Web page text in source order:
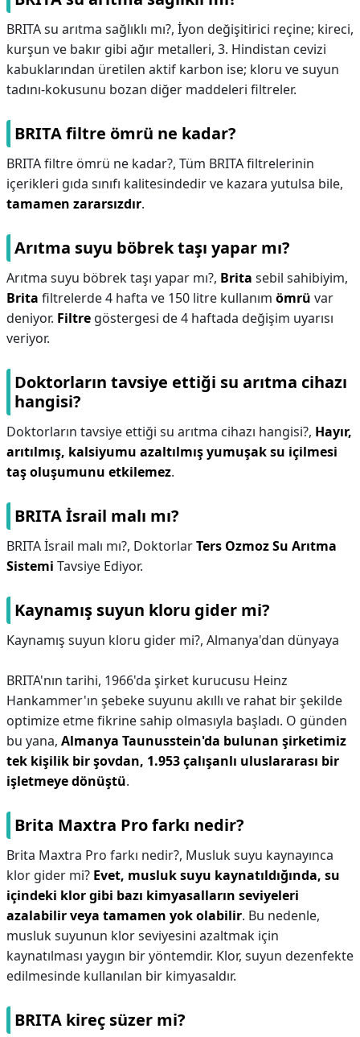
BRITA su arıtma sağlıklı mı?, İyon değişitirici reçine; kireci,
kurşun ve bakır gibi ağır metalleri, 3. Hindistan cevizi
kabuklarından üretilen aktif karbon ise; kloru ve suyun
tadını-kokusunu bozan diğer maddeleri filtreler.
BRITA filtre ömrü ne kadar?
BRITA filtre ömrü ne kadar?, Tüm BRITA filtrelerinin
içerikleri gıda sınıfı kalitesindedir ve kazara yutulsa bile,
tamamen zararsızdır.
Arıtma suyu böbrek taşı yapar mı?
Arıtma suyu böbrek taşı yapar mı?, Brita sebil sahibiyim,
Brita filtrelerde 4 hafta ve 150 litre kullanım ömrü var
deniyor. Filtre göstergesi de 4 haftada değişim uyarısı
veriyor.
Doktorların tavsiye ettiği su arıtma cihazı
hangisi?
Doktorların tavsiye ettiği su arıtma cihazı hangisi?, Hayır,
arıtılmış, kalsiyumu azaltılmış yumuşak su içilmesi
taş oluşumunu etkilemez.
BRITA İsrail malı mı?
BRITA İsrail malı mı?, DoktorlarTers Ozmoz Su Arıtma
Sistemi Tavsiye Ediyor.
Kaynamış suyun kloru gider mi?
Kaynamış suyun kloru gider mi?, Almanya'dan dünyaya
BRITA'nın tarihi, 1966'da şirket kurucusu Heinz
Hankammer'ın şebeke suyunu akıllı ve rahat bir şekilde
optimize etme fikrine sahip olmasıyla başladı. O günden
bu yana, Almanya Taunusstein'da bulunan şirketimiz
tek kişilik bir şovdan, 1.953 çalışanlı uluslararası bir
işletmeye dönüştü.
Brita Maxtra Pro farkı nedir?
Brita Maxtra Pro farkı nedir?, Musluk suyu kaynayınca
klor gider mi? Evet, musluk suyu kaynatıldığında, su
içindeki klor gibi bazı kimyasalların seviyeleri
azalabilir veya tamamen yok olabilir. Bu nedenle,
musluk suyunun klor seviyesini azaltmak için
kaynatılması yaygın bir yöntemdir. Klor, suyun dezenfekte
edilmesinde kullanılan bir kimyasaldır.
BRITA kireç süzer mi?